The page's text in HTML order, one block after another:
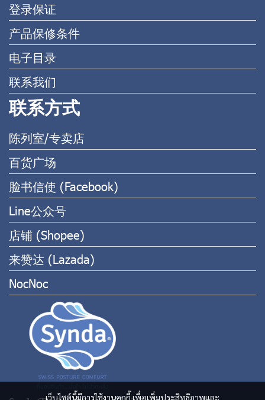
เว็บไซต์นี้มีการใช้งานคุกกี้ เพื่อเพิ่มประสิทธิภาพและ
登录保证
产品保修条件
电子目录
联系我们
联系方式
陈列室/专卖店
百货广场
脸书信使 (Facebook)
Line公众号
店铺 (Shopee)
来赞达 (Lazada)
NocNoc